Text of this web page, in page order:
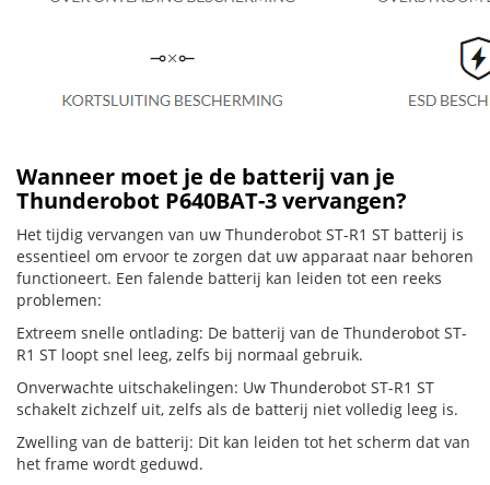
Wanneer moet je de batterij van je
Thunderobot P640BAT-3 vervangen?
Het tijdig vervangen van uw Thunderobot ST-R1 ST batterij is
essentieel om ervoor te zorgen dat uw apparaat naar behoren
functioneert. Een falende batterij kan leiden tot een reeks
problemen:
Extreem snelle ontlading: De batterij van de Thunderobot ST-
R1 ST loopt snel leeg, zelfs bij normaal gebruik.
Onverwachte uitschakelingen: Uw Thunderobot ST-R1 ST
schakelt zichzelf uit, zelfs als de batterij niet volledig leeg is.
Zwelling van de batterij: Dit kan leiden tot het scherm dat van
het frame wordt geduwd.